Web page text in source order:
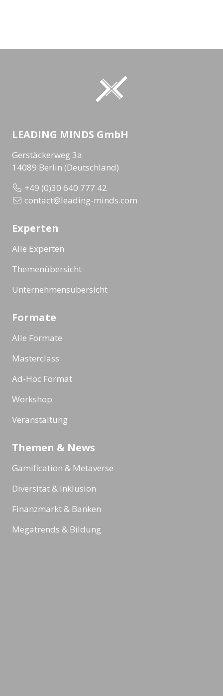
LEADING MINDS GmbH
Gerstäckerweg 3a
14089 Berlin (Deutschland)
+49 (0)30 640 777 42
contact@leading-minds.com
Experten
Alle Experten
Themenübersicht
Unternehmensübersicht
Formate
Alle Formate
Masterclass
Ad-Hoc Format
Workshop
Veranstaltung
Themen & News
Gamification & Metaverse
Diversität & Inklusion
Finanzmarkt & Banken
Megatrends & Bildung